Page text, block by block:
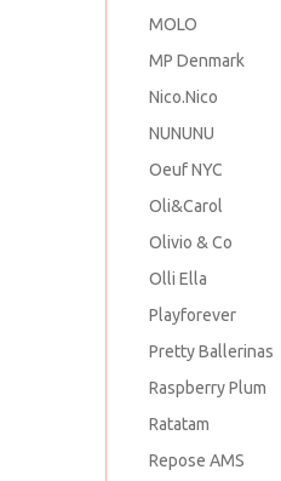
MOLO
MP Denmark
Nico.Nico
NUNUNU
Oeuf NYC
Oli&Carol
Olivio & Co
Olli Ella
Playforever
Pretty Ballerinas
Raspberry Plum
Ratatam
Repose AMS